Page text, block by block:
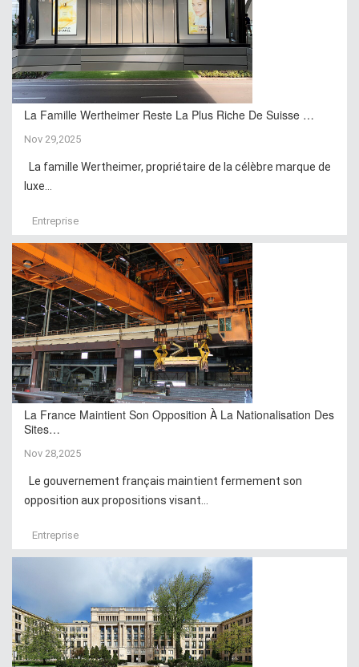
La Famille Wertheimer Reste La Plus Riche De Suisse …
Nov 29,2025
La famille Wertheimer, propriétaire de la célèbre marque de
luxe...
Entreprise
La France Maintient Son Opposition À La Nationalisation Des
Sites…
Nov 28,2025
Le gouvernement français maintient fermement son
opposition aux propositions visant...
Entreprise